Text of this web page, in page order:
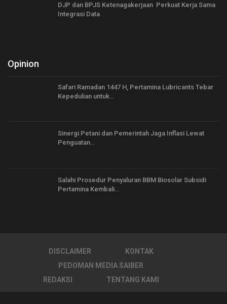
DJP dan BPJS Ketenagakerjaan Perkuat Kerja Sama
Integrasi Data
Opinion
Safari Ramadan 1447 H, Pertamina Lubricants Tebar
Kepedulian untuk…
Sinergi Petani dan Pemerintah Jaga Inflasi Lewat
Penguatan…
Salahi Prosedur Penyaluran BBM Biosolar Subsidi
Pertamina Kembali…
DISCLAIMER
KONTAK
PEDOMAN MEDIA SAIBER
REDAKSI
TENTANG KAMI